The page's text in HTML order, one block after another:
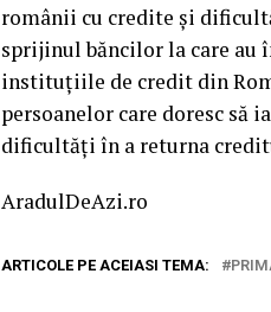
românii cu credite şi
sprijinul băncilor la care au
instituţiile de credit din
persoanelor care doresc să
dificultăţi în a returna
AradulDeAzi.ro
ARTICOLE PE ACEIASI TEMA: